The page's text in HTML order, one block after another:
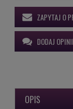
ZAPYTAJ O
DODAJ
OPIS